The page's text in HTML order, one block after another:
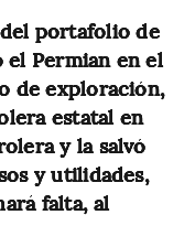
portafolio de
Permian en el
de exploración,
estatal en
y la salvó
y utilidades,
falta, al